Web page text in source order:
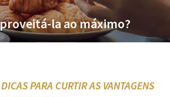
la ao máximo?
PARA CURTIR AS VANTAGENS